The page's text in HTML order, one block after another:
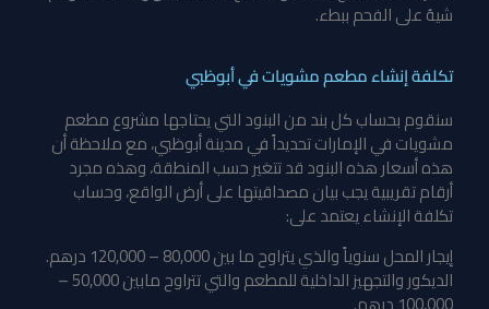
شيهُ على الفحم ببطء.
تكلفة إنشاء مطعم مشويات في أبوظبي
سنقوم بحساب كل بند من البنود التي يحتاجها مشروع مطعم
مشويات في الإمارات تحديداً في مدينة أبوظبي، مع ملاحظة أن
هذه أسعار هذه البنود قد تتغير حسب المنطقة، وهذه مجرد
أرقام تقريبية يجب بيان مصداقيتها على أرض الواقع، وحساب
تكلفة الإنشاء يعتمد على:
إيجار المحل سنوياً والذي يتراوح ما بين 80,000 – 120,000 درهم.
الديكور والتجهيز الداخلية للمطعم والتي تتراوح مابين 50,000 –